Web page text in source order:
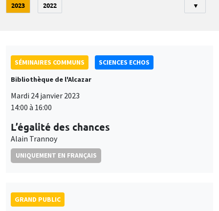
2023 2022 ▼
SÉMINAIRES COMMUNS
SCIENCES ECHOS
Bibliothèque de l'Alcazar
Mardi 24 janvier 2023
14:00 à 16:00
L’égalité des chances
Alain Trannoy
UNIQUEMENT EN FRANÇAIS
GRAND PUBLIC